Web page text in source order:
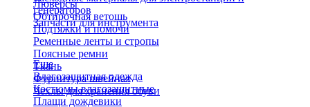
генераторов
Запчасти для инструмента
Люверсы
Обтирочная ветошь
Подтяжки и помочи
Ременные ленты и стропы
Поясные ремни
Ткань
Фурнитура швейная
Чехлы для хранения обуви
Еще
Влагозащитная одежда
Костюмы влагозащитные
Плащи дождевики